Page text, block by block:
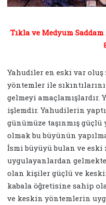
Tıkla ve Medyum
Yahudiler en eski var
yöntemler ile
gelmeyi amaçlamışlardır.
işlemdir. Yahudilerin
günümüze taşınmış
olmak bu büyünün
İsmi büyüyü bulan ve eski
uygulayanlardan
olan kişiler güçlü ve
kabala öğretisine sahip
ve keskin yöntemlerin